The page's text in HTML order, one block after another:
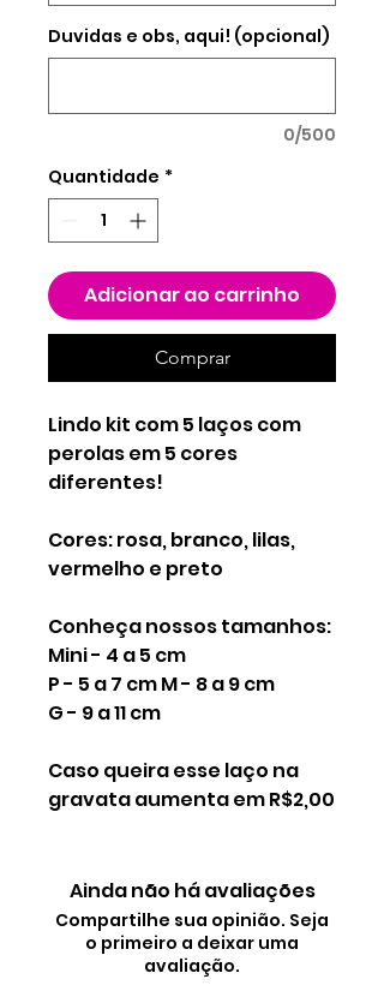
Duvidas e obs, aqui! (opcional)
0/500
Quantidade *
Adicionar ao carrinho
Comprar
Lindo kit com 5 laços com
perolas em 5 cores
diferentes!
Cores: rosa, branco, lilas,
vermelho e preto
Conheça nossos tamanhos:
Mini - 4 a 5 cm
P - 5 a 7 cm M - 8 a 9 cm
G - 9 a 11 cm
Caso queira esse laço na
gravata aumenta em R$2,00
Ainda não há avaliações
Compartilhe sua opinião. Seja
o primeiro a deixar uma
avaliação.